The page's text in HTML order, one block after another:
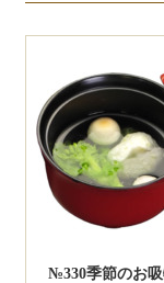
シ
ン
№330季節のお